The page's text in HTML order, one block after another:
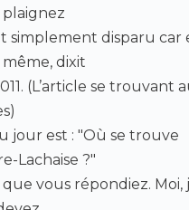
simplement disparu car
dixit
(L’article se trouvant
jour est : "Où se trouve
Lachaise ?"
que vous répondiez. Moi,